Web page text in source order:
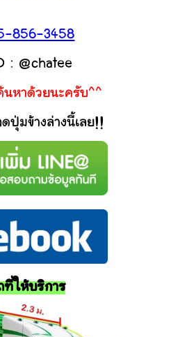
856-3458
: @chatee
หาด้วยนะครับ^^
ปุ่มข้างล่างนี้เลย!!
ที่ให้บริการ